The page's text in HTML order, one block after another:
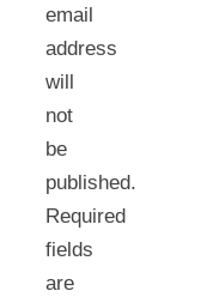
email
address
will
not
be
published.
Required
fields
are